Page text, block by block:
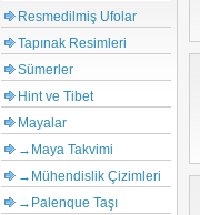
Resmedilmiş Ufolar
Tapınak Resimleri
Sümerler
Hint ve Tibet
Mayalar
→Maya Takvimi
→Mühendislik Çizimleri
→Palenque Taşı